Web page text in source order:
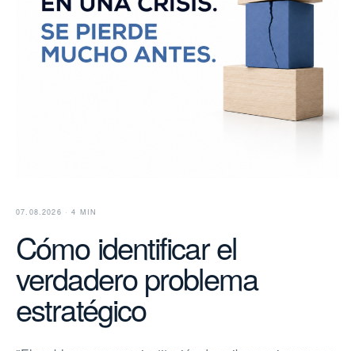
07.08.2026 · 4 MIN
Cómo identificar el
verdadero problema
estratégico